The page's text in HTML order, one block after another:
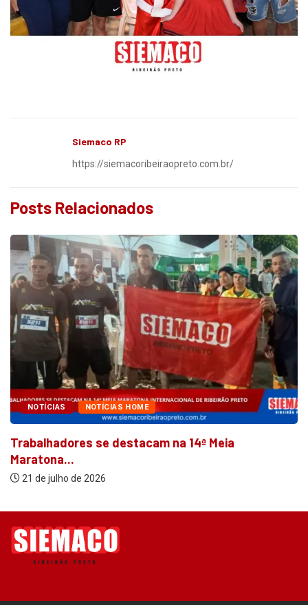
Siemaco RP
https://siemacoribeiraopreto.com.br/
Posts Relacionados
NOTÍCIAS NOTÍCIAS HOME
Trabalhadores se destacam na 14ª Meia
Maratona...
21 de julho de 2026